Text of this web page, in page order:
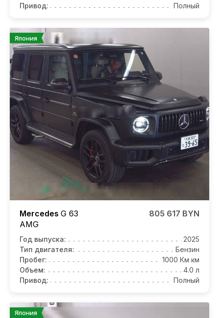
Привод:
Полный
Япония
Mercedes G 63
AMG
805 617 BYN
Год выпуска:
2025
Тип двигателя:
Бензин
Пробег:
1000 Км км
Объем:
4.0 л
Привод:
Полный
Япония